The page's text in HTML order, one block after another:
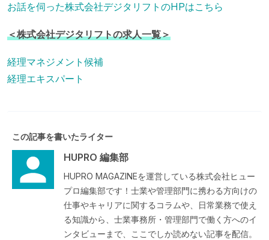
お話を伺った株式会社デジタリフトのHPはこちら
＜株式会社デジタリフトの求人一覧＞
経理マネジメント候補
経理エキスパート
この記事を書いたライター
HUPRO 編集部
HUPRO MAGAZINEを運営している株式会社ヒュー
プロ編集部です！士業や管理部門に携わる方向けの
仕事やキャリアに関するコラムや、日常業務で使え
る知識から、士業事務所・管理部門で働く方へのイ
ンタビューまで、ここでしか読めない記事を配信。